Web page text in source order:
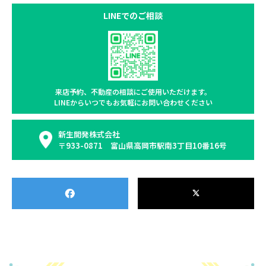
LINEでのご相談
来店予約、不動産の相談にご使用いただけます。
LINEからいつでもお気軽にお問い合わせください
新生開発株式会社
〒933-0871 富山県高岡市駅南3丁目10番16号